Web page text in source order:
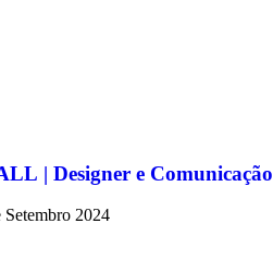
| Designer e Comunicação
Setembro 2024